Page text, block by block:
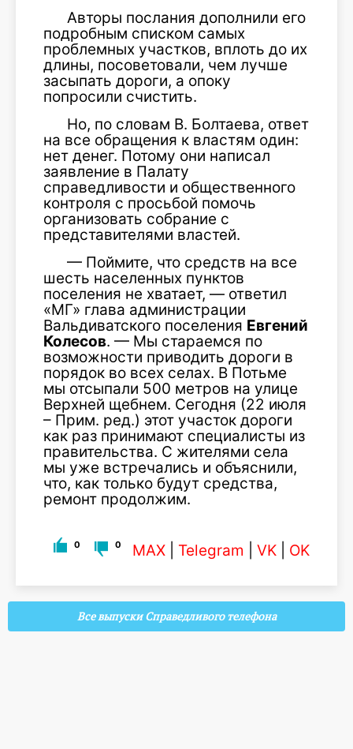
Авторы послания дополнили его
подробным списком самых
проблемных участков, вплоть до их
длины, посоветовали, чем лучше
засыпать дороги, а опоку
попросили счистить.
Но, по словам В. Болтаева, ответ
на все обращения к властям один:
нет денег. Потому они написал
заявление в Палату
справедливости и общественного
контроля с просьбой помочь
организовать собрание с
представителями властей.
— Поймите, что средств на все
шесть населенных пунктов
поселения не хватает, — ответил
«МГ» глава администрации
Вальдиватского поселения Евгений
Колесов. — Мы стараемся по
возможности приводить дороги в
порядок во всех селах. В Потьме
мы отсыпали 500 метров на улице
Верхней щебнем. Сегодня (22 июля
– Прим. ред.) этот участок дороги
как раз принимают специалисты из
правительства. С жителями села
мы уже встречались и объяснили,
что, как только будут средства,
ремонт продолжим.
0 0 MAX Telegram VK OK
Все выпуски Справедливого телефона